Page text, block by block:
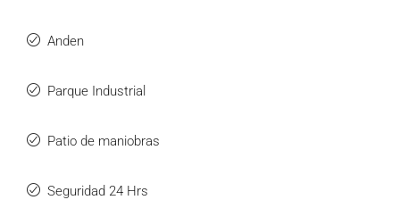
Anden
Parque Industrial
Patio de maniobras
Seguridad 24 Hrs